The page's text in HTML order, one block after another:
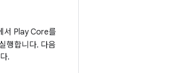
서 Play Core를
행합니다. 다음
.